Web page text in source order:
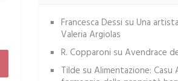
Francesca Dessi su Una
Valeria Argiolas
R. Copparoni su Avendrace
Tilde su Alimentazione: Casu